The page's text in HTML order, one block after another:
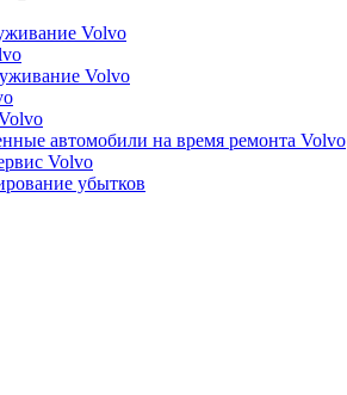
Volvo
Volvo
автомобили на время ремонта Volvo
Volvo
убытков